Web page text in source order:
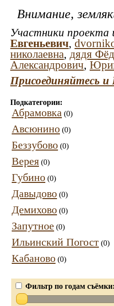
Внимание,
Участники проекта
Евгеньевич,
николаевна, дядя
Александрович,
Присоединяйтесь
Подкатегории:
Абрамовка (0)
Авсюнино (0)
Беззубово (0)
Верея (0)
Губино (0)
Давыдово (0)
Демихово (0)
Запутное (0)
Ильинский Погост (0)
Кабаново (0)
Фильтр по годам